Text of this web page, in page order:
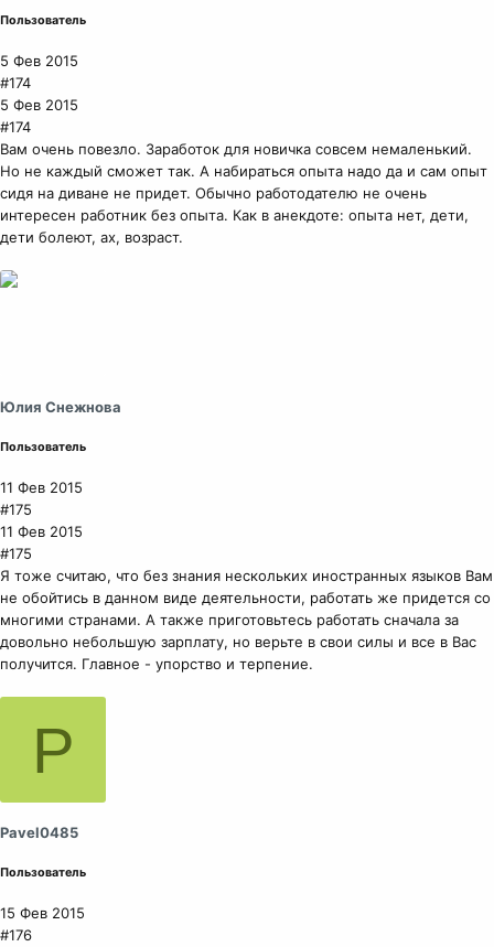
Пользователь
5 Фев 2015
#174
5 Фев 2015
#174
Вам очень повезло. Заработок для новичка совсем немаленький.
Но не каждый сможет так. А набираться опыта надо да и сам опыт
сидя на диване не придет. Обычно работодателю не очень
интересен работник без опыта. Как в анекдоте: опыта нет, дети,
дети болеют, ах, возраст.
Юлия Снежнова
Пользователь
11 Фев 2015
#175
11 Фев 2015
#175
Я тоже считаю, что без знания нескольких иностранных языков Вам
не обойтись в данном виде деятельности, работать же придется со
многими странами. А также приготовьтесь работать сначала за
довольно небольшую зарплату, но верьте в свои силы и все в Вас
получится. Главное - упорство и терпение.
P
Pavel0485
Пользователь
15 Фев 2015
#176